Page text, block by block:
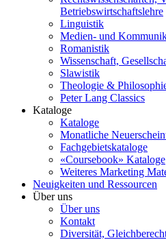
Betriebswirtschaftslehre
Linguistik
Medien- und
Romanistik
Wissenschaft,
Slawistik
Theologie &
Peter Lang Classics
Kataloge
Kataloge
Monatliche
Fachgebietskataloge
«Coursebook» Kataloge
Weiteres Marketing
Neuigkeiten und Ressourcen
Über uns
Über uns
Kontakt
Diversität,